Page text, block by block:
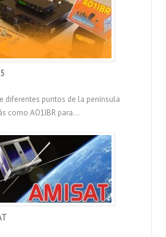
diferentes puntos de la península
como AO1IBR para...